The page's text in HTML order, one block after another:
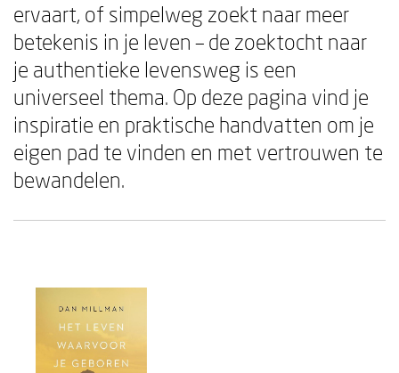
ervaart, of simpelweg zoekt naar meer
betekenis in je leven – de zoektocht naar
je authentieke levensweg is een
universeel thema. Op deze pagina vind je
inspiratie en praktische handvatten om je
eigen pad te vinden en met vertrouwen te
bewandelen.